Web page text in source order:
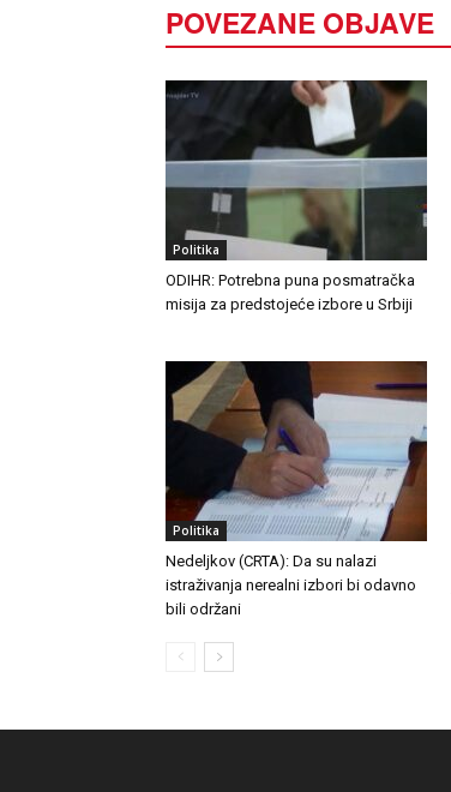
POVEZANE OBJAVE
Politika
ODIHR: Potrebna puna posmatračka
misija za predstojeće izbore u Srbiji
Politika
Nedeljkov (CRTA): Da su nalazi
istraživanja nerealni izbori bi odavno
bili održani